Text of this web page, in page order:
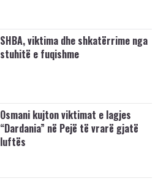
SHBA, viktima dhe shkatërrime nga
stuhitë e fuqishme
Osmani kujton viktimat e lagjes
“Dardania” në Pejë të vrarë gjatë
luftës